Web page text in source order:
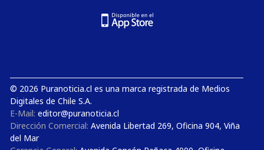
© 2026 Puranoticia.cl es una marca registrada de Medios
Digitales de Chile S.A.
E-Mail: editor@puranoticia.cl
Dirección Comercial: Avenida Libertad 269, Oficina 904, Viña
del Mar